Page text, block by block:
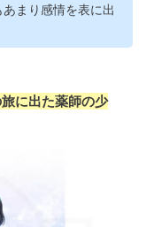
まり感情を表に出
に出た薬師の少